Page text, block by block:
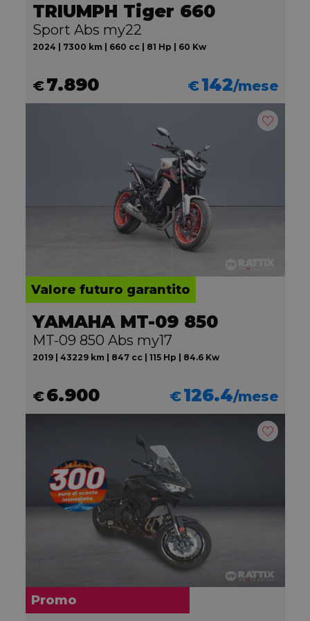
TRIUMPH Tiger 660
Sport Abs my22
2024 | 7300 km | 660 cc | 81 Hp | 60 Kw
€7.890 €142/mese
Valore futuro garantito
YAMAHA MT-09 850
MT-09 850 Abs my17
2019 | 43229 km | 847 cc | 115 Hp | 84.6 Kw
€6.900 €126.4/mese
Promo